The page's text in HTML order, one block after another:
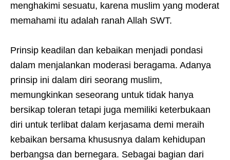
menghakimi sesuatu, karena muslim yang moderat
memahami itu adalah ranah Allah SWT.
Prinsip keadilan dan kebaikan menjadi pondasi
dalam menjalankan moderasi beragama. Adanya
prinsip ini dalam diri seorang muslim,
memungkinkan seseorang untuk tidak hanya
bersikap toleran tetapi juga memiliki keterbukaan
diri untuk terlibat dalam kerjasama demi meraih
kebaikan bersama khususnya dalam kehidupan
berbangsa dan bernegara. Sebagai bagian dari